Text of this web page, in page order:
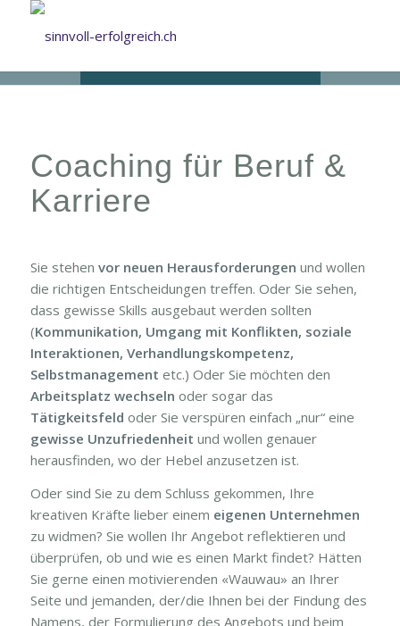
Coaching für Beruf &
Karriere
Sie stehen vor neuen Herausforderungen und wollen
die richtigen Entscheidungen treffen. Oder Sie sehen,
dass gewisse Skills ausgebaut werden sollten
(Kommunikation, Umgang mit Konflikten, soziale
Interaktionen, Verhandlungskompetenz,
Selbstmanagement etc.) Oder Sie möchten den
Arbeitsplatz wechseln oder sogar das
Tätigkeitsfeld oder Sie verspüren einfach „nur“ eine
gewisse Unzufriedenheit und wollen genauer
herausfinden, wo der Hebel anzusetzen ist.
Oder sind Sie zu dem Schluss gekommen, Ihre
kreativen Kräfte lieber einem eigenen Unternehmen
zu widmen? Sie wollen Ihr Angebot reflektieren und
überprüfen, ob und wie es einen Markt findet? Hätten
Sie gerne einen motivierenden «Wauwau» an Ihrer
Seite und jemanden, der/die Ihnen bei der Findung des
Namens, der Formulierung des Angebots und beim